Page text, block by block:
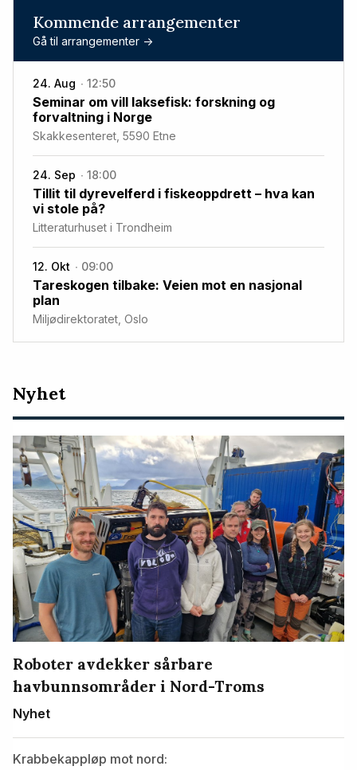
Kommende arrangementer
Gå til arrangementer ->
24. Aug 12:50
Seminar om vill laksefisk: forskning og
forvaltning i Norge
Skakkesenteret, 5590 Etne
24. Sep 18:00
Tillit til dyrevelferd i fiskeoppdrett – hva kan
vi stole på?
Litteraturhuset i Trondheim
12. Okt 09:00
Tareskogen tilbake: Veien mot en nasjonal
plan
Miljødirektoratet, Oslo
Nyeste
artikler
Nyhet
Roboter avdekker sårbare
havbunnsområder i Nord-Troms
Nyhet
Krabbekappløp mot nord: